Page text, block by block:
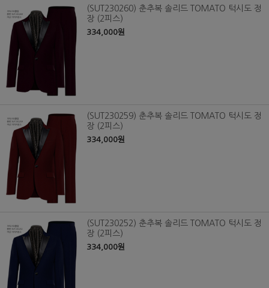
(SUT230260) 춘추복 솔리드 TOMATO 턱시도 정
장 (2피스)
334,000원
(SUT230259) 춘추복 솔리드 TOMATO 턱시도 정
장 (2피스)
334,000원
(SUT230252) 춘추복 솔리드 TOMATO 턱시도 정
장 (2피스)
334,000원